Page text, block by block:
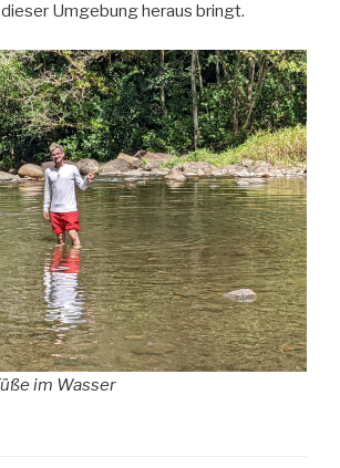
dieser Umgebung heraus bringt.
im Wasser